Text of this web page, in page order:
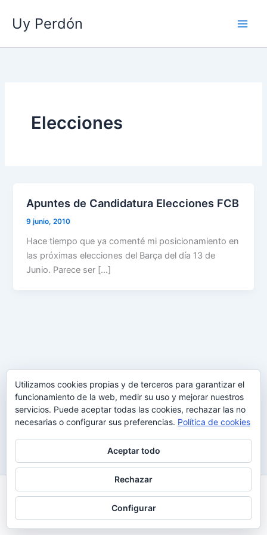
contenido
Uy Perdón
Elecciones
Apuntes de Candidatura Elecciones FCB
9 junio, 2010
Hace tiempo que ya comenté mi posicionamiento en
las próximas elecciones del Barça del día 13 de
Junio. Parece ser […]
Todos los derechos © 2026 Uy Perdón
Utilizamos cookies propias y de terceros para garantizar el
funcionamiento de la web, medir su uso y mejorar nuestros
servicios. Puede aceptar todas las cookies, rechazar las no
necesarias o configurar sus preferencias. Política de cookies
Aceptar todo
Rechazar
Configurar